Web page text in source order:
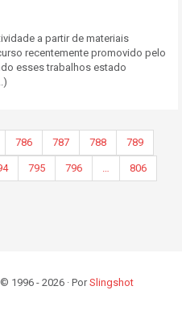
a partir de materiais
recentemente promovido pelo
esses trabalhos estado
786 787 788 789
795 796 806
1996 - 2026 · PorSlingshot